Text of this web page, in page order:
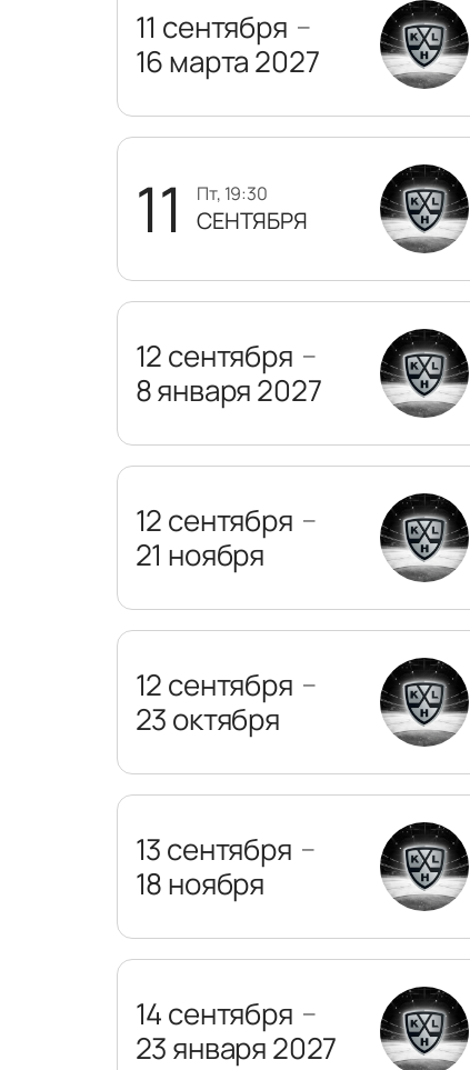
11 сентября —
16 марта 2027
11 пт, 19:30
СЕНТЯБРЯ
12 сентября —
8 января 2027
12 сентября —
21 ноября
12 сентября —
23 октября
13 сентября —
18 ноября
14 сентября —
23 января 2027